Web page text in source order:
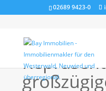
02689 9423-0